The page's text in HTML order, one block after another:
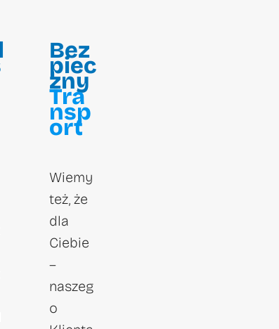
Bez
piec
zny
Tra
nsp
ort
Wiemy
też, że
dla
Ciebie
–
naszeg
o